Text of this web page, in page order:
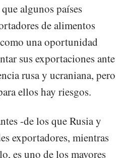
algunos países
de alimentos
una oportunidad
sus exportaciones ante
rusa y ucraniana, pero
ellos hay riesgos.
-de los que Rusia y
exportadores, mientras
es uno de los mayores